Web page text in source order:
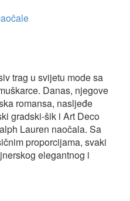
trag u svijetu mode sa
Danas, njegove
romansa, nasljeđe
gradski-šik i Art Deco
Lauren naočala. Sa
proporcijama, svaki
elegantnog i